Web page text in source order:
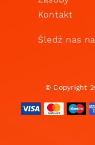
Kontakt
Śledź nas
© Copyright